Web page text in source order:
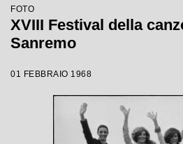
FOTO
XVIII Festival della
Sanremo
01 FEBBRAIO 1968